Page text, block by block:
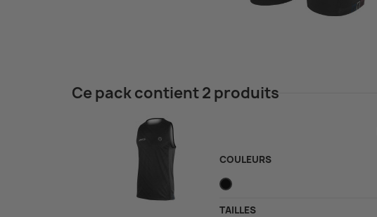
Ce pack contient 2 produits
COULEURS
TAILLES